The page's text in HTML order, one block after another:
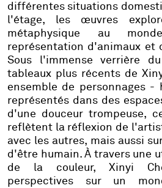
différentes situations
l'étage, les œuvres
métaphysique au
représentation d'animaux et
Sous l'immense verrière
tableaux plus récents de
ensemble de personnages
représentés dans des
d'une douceur trompeuse,
reflètent la réflexion de
avec les autres, mais aussi
d'être humain. À travers une
de la couleur, Xinyi
perspectives sur un